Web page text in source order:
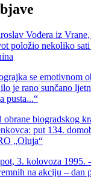
Vođera iz
položio nekoliko
se emotivnom
je rano sunčano
pusta...“
obrane biogradskog
put 134.
„Oluja“
3. kolovoza 1995.
na akciju – dan